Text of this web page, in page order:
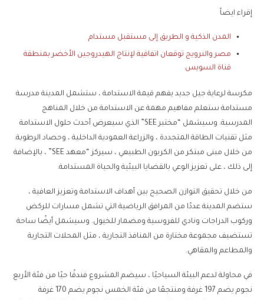
إقراء ايضاً
المدن الذكية و الطريق إلى مستقبل مستدام
مصر والنرويج توقعان اتفاقية لإنتاج الهيدروجين الأخضر بمنطقة
قناة السويس
مكرسة لرعاية جيل جديد يفهم قيمة الاستدامة ، ستشمل المدينة مدرسة
مستدامة ستعلم مفاهيم مهمة عن الاستدامة من خلال المناهج
المدرسية. وسيشمل “مختبر SEE” الذي سيعرض أحدث حلول الاستدامة
مثل تقنيات الطاقة المتجددة ، والزراعة العمودية الداخلية ، وحصاد الرطوبة.
من خلال مبنى مبتكر من الكربون الطبيعي ، سيركز “معهد SEE” ، بالإضافة
إلى ذلك ، على تعزيز الوعي بالقضايا البيئية والحياة المستدامة.
من خلال تحقيق التوازن الصحيح بين أهداف الاستدامة وتعزيز العافية ،
ستضم المدينة عددًا من المرافق الرياضية التي تشمل مسارات للركض
وركوب الدراجات ونادي للفروسية ومضمار للخيول. وسيشمل أيضًا ساحة
تستضيف مجموعة مختارة من المنافذ التجارية ، مثل المحلات التجارية
والمطاعم والمقاهي.
في محاولة لدعم البيئة السياحيًا ، سيضم المشروع فندقًا حيًا من فئة الأربع
نجوم يضم 197 غرفة ومنتجعًا من فئة الخمس نجوم يضم 170 غرفة